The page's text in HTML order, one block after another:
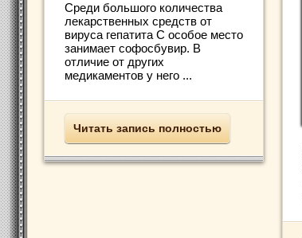
Среди большого количества
лекарственных средств от
вируса гепатита С особое место
занимает софосбувир. В
отличие от других
медикаментов у него ...
Читать запись полностью